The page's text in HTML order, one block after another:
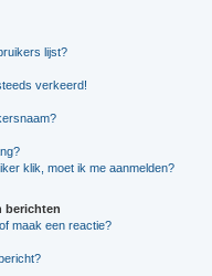
lijst?
verkeerd!
klik, moet ik me aanmelden?
berichten
maak een reactie?